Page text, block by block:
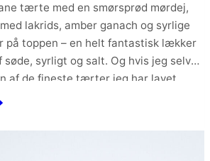
tærte med en smørsprød mørdej,
lakrids, amber ganach og syrlige
på toppen – en helt fantastisk lækker
søde, syrligt og salt. Og hvis jeg selv
af de fineste tærter jeg har lavet.